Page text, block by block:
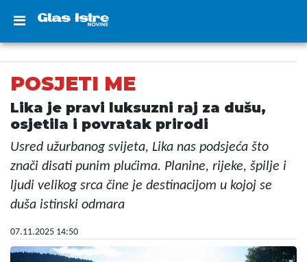
POSJETI ME
Lika je pravi luksuzni raj za dušu,
osjetila i povratak prirodi
Usred užurbanog svijeta, Lika nas podsjeća što
znači disati punim plućima. Planine, rijeke, špilje i
ljudi velikog srca čine je destinacijom u kojoj se
duša istinski odmara
07.11.2025 14:50